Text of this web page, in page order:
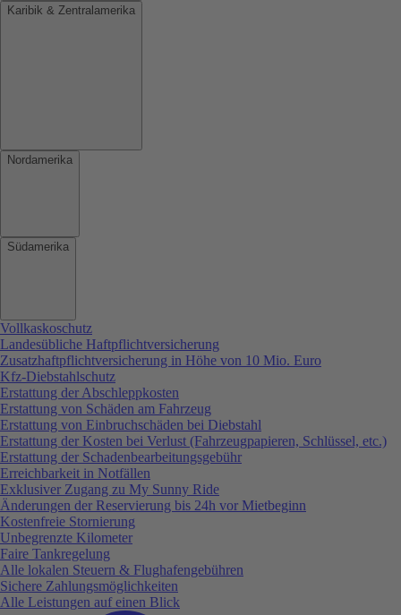
Karibik & Zentralamerika
Nordamerika
Südamerika
Vollkaskoschutz
Landesübliche Haftpflichtversicherung
Zusatzhaftpflichtversicherung in Höhe von 10 Mio. Euro
Kfz-Diebstahlschutz
Erstattung der Abschleppkosten
Erstattung von Schäden am Fahrzeug
Erstattung von Einbruchschäden bei Diebstahl
Erstattung der Kosten bei Verlust (Fahrzeugpapieren, Schlüssel, etc.)
Erstattung der Schadenbearbeitungsgebühr
Erreichbarkeit in Notfällen
Exklusiver Zugang zu My Sunny Ride
Änderungen der Reservierung bis 24h vor Mietbeginn
Kostenfreie Stornierung
Unbegrenzte Kilometer
Faire Tankregelung
Alle lokalen Steuern & Flughafengebühren
Sichere Zahlungsmöglichkeiten
Alle Leistungen auf einen Blick